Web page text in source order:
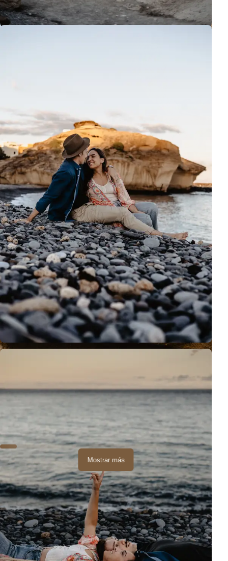
Mostrar más
Cada lugar en Tenerife tiene su propia atmósfera
inolvidable.
Tajao, el arco rocoso - algo diferente, original, hermoso.
¡Espero verte allí de nuevo!